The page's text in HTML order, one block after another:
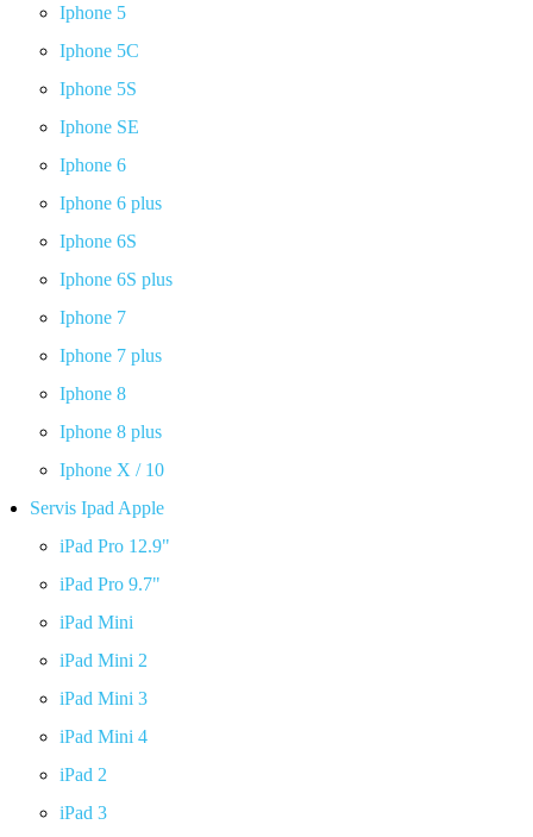
Iphone 5
Iphone 5C
Iphone 5S
Iphone SE
Iphone 6
Iphone 6 plus
Iphone 6S
Iphone 6S plus
Iphone 7
Iphone 7 plus
Iphone 8
Iphone 8 plus
Iphone X / 10
Servis Ipad Apple
iPad Pro 12.9"
iPad Pro 9.7"
iPad Mini
iPad Mini 2
iPad Mini 3
iPad Mini 4
iPad 2
iPad 3